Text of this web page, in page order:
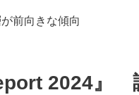
前向きな傾向
2024』